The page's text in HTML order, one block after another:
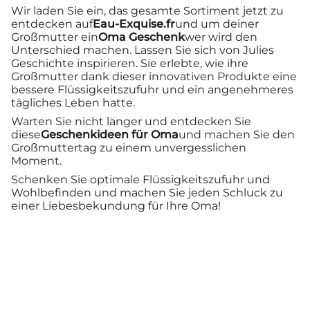
Wir laden Sie ein, das gesamte Sortiment jetzt zu
entdecken aufEau-Exquise.frund um deiner
Großmutter einOma Geschenkwer wird den
Unterschied machen. Lassen Sie sich von Julies
Geschichte inspirieren. Sie erlebte, wie ihre
Großmutter dank dieser innovativen Produkte eine
bessere Flüssigkeitszufuhr und ein angenehmeres
tägliches Leben hatte.
Warten Sie nicht länger und entdecken Sie
dieseGeschenkideen für Omaund machen Sie den
Großmuttertag zu einem unvergesslichen
Moment.
Schenken Sie optimale Flüssigkeitszufuhr und
Wohlbefinden und machen Sie jeden Schluck zu
einer Liebesbekundung für Ihre Oma!